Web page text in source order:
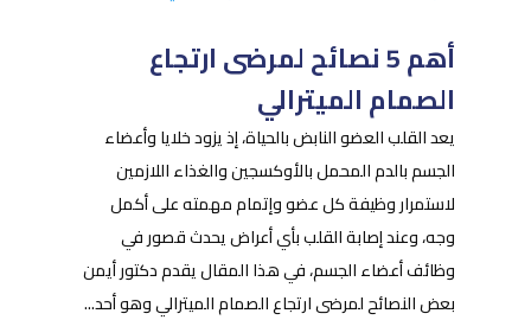
أهم 5 نصائح لمرضى ارتجاع
الصمام الميترالي
يعد القلب العضو النابض بالحياة، إذ يزود خلايا وأعضاء
الجسم بالدم المحمل بالأوكسجين والغذاء اللازمين
لاستمرار وظيفة كل عضو وإتمام مهمته على أكمل
وجه، وعند إصابة القلب بأي أعراض يحدث قصور في
وظائف أعضاء الجسم، في هذا المقال يقدم دكتور أيمن
بعض النصائح لمرضى ارتجاع الصمام الميترالي وهو أحد...